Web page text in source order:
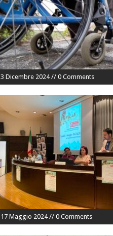
3 Dicembre 2024 // 0 Comments
17 Maggio 2024 // 0 Comments